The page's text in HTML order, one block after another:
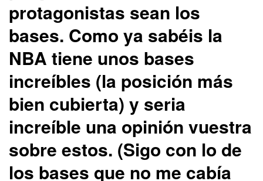
protagonistas sean los
bases. Como ya sabéis la
NBA tiene unos bases
increíbles (la posición más
bien cubierta) y seria
increíble una opinión vuestra
sobre estos. (Sigo con lo de
los bases que no me cabía